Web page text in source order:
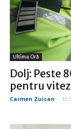
Ultima Oră
Dolj: Peste
pentru
Carmen Zuican -